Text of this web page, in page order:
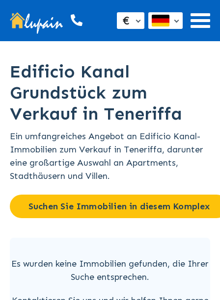
€
Edificio Kanal
Grundstück zum
Verkauf in Teneriffa
Ein umfangreiches Angebot an Edificio Kanal-
Immobilien zum Verkauf in Teneriffa, darunter
eine großartige Auswahl an Apartments,
Stadthäusern und Villen.
Suchen Sie Immobilien in diesem Komplex
Es wurden keine Immobilien gefunden, die Ihrer
Suche entsprechen.